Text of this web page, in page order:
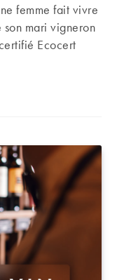
femme fait vivre
mari vigneron
Ecocert
l’amour des
d’Hélène Jaeger-Defaix à